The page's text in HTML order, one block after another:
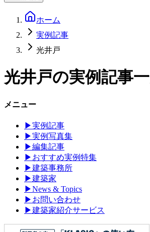
ホーム
実例記事
光井戸
光井戸の実例記事
メニュー
▶実例記事
▶実例写真集
▶編集記事
▶ おすすめ実例特集
▶建築事務所
▶建築家
▶News & Topics
▶ お問い合わせ
▶建築家紹介サービス